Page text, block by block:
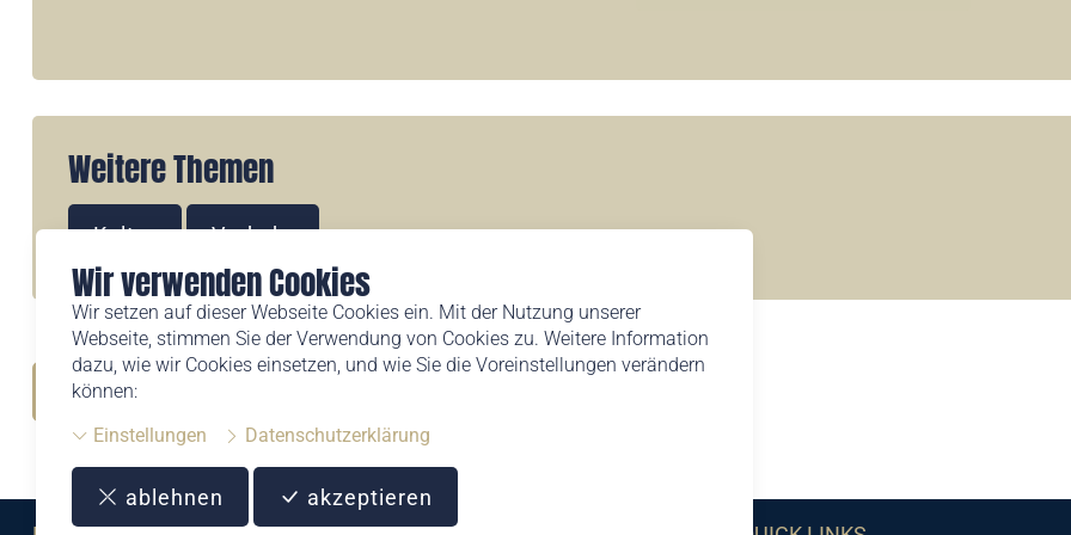
Wir verwenden Cookies
Wir setzen auf dieser Webseite Cookies ein. Mit der Nutzung unserer
Webseite, stimmen Sie der Verwendung von Cookies zu. Weitere Information
dazu, wie wir Cookies einsetzen, und wie Sie die Voreinstellungen verändern
können:
Einstellungen
Datenschutzerklärung
ablehnen akzeptieren
Weitere Themen
Kultur Verkehr
Zurück